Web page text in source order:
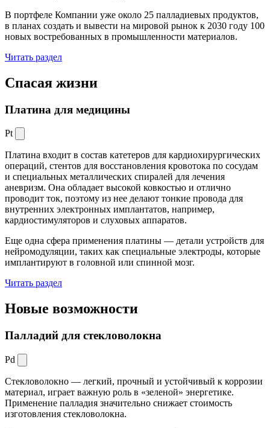
В портфеле Компании уже около 25 палладиевых продуктов,
в планах создать и вывести на мировой рынок к 2030 году 100
новых востребованных в промышленности материалов.
Читать раздел
Спасая жизни
Платина для медицины
Pt
Платина входит в состав катетеров для кардиохирургических
операций, стентов для восстановления кровотока по сосудам
и специальных металлических спиралей для лечения
аневризм. Она обладает высокой ковкостью и отлично
проводит ток, поэтому из нее делают тонкие провода для
внутренних электронных имплантатов, например,
кардиостимуляторов и слуховых аппаратов.
Еще одна сфера применения платины — детали устройств для
нейромодуляции, таких как специальные электроды, которые
имплантируют в головной или спинной мозг.
Читать раздел
Новые возможности
Палладий для стекловолокна
Pd
Стекловолокно — легкий, прочный и устойчивый к коррозии
материал, играет важную роль в «зеленой» энергетике.
Применение палладия значительно снижает стоимость
изготовления стекловолокна.